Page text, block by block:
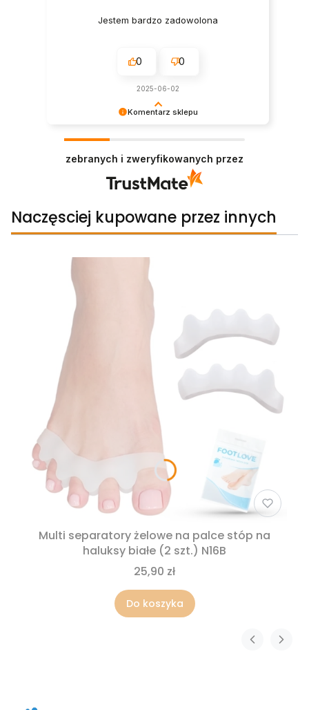
Komentarz sklepu
Doceniamy czas i wysiłek włożony w podzielenie
się z nami Państwa doświadczeniami. Do
Jestem bardzo zadowolona
0 0
2025-06-02
zebranych i zweryfikowanych przez
Naczęsciej kupowane przez innych
Multi separatory żelowe na palce stóp na
haluksy białe (2 szt.) N16B
25,90 zł
Do koszyka